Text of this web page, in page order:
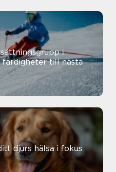
i
färdigheter till nästa
djurs hälsa i fokus